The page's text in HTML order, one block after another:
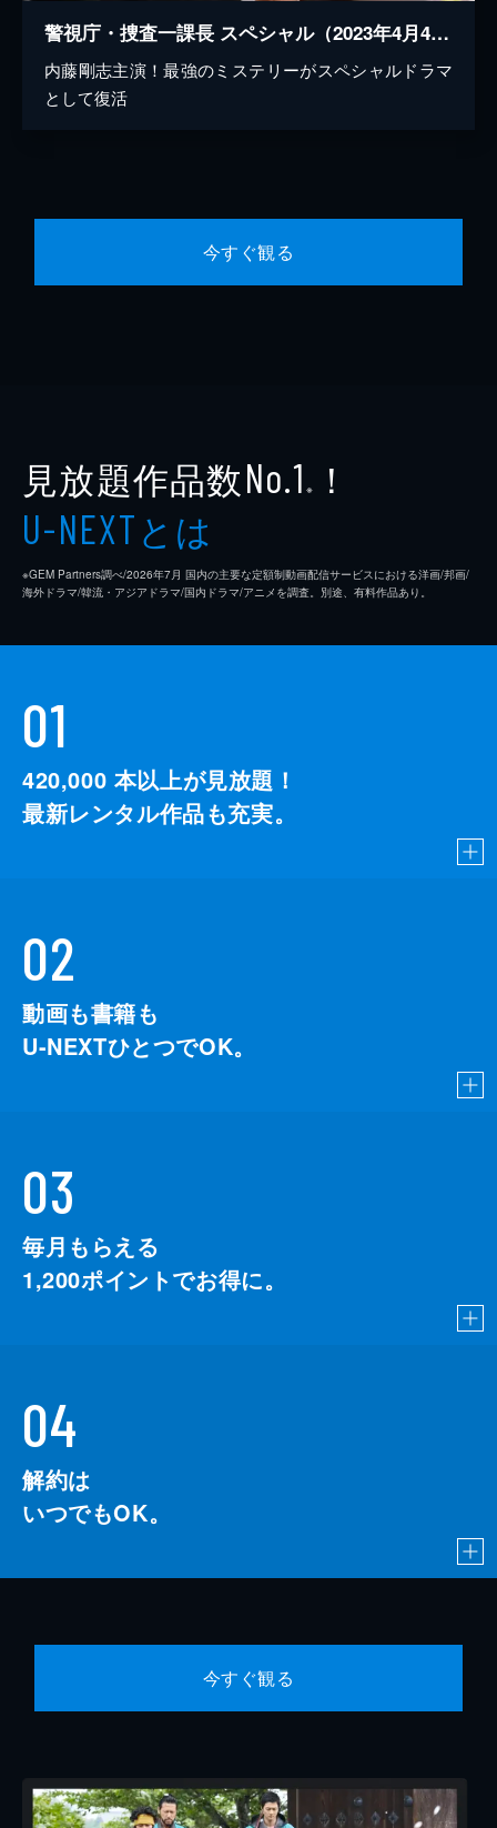
警視庁・捜査一課長 スペシャル（2023年4月4日放送)
内藤剛志主演！最強のミステリーがスペシャルドラマ
として復活
今すぐ観る
見放題作品数No.1 ※ ！
U-NEXTとは
※GEM Partners調べ/2026年7⽉ 国内の主要な定額制動画配信サービスにおける洋画/邦画/
海外ドラマ/韓流・アジアドラマ/国内ドラマ/アニメを調査。別途、有料作品あり。
01
420,000 本以上が見放題！
最新レンタル作品も充実。
02
動画も書籍も
U-NEXTひとつでOK。
03
毎月もらえる
1,200ポイントでお得に。
04
解約は
いつでもOK。
今すぐ観る